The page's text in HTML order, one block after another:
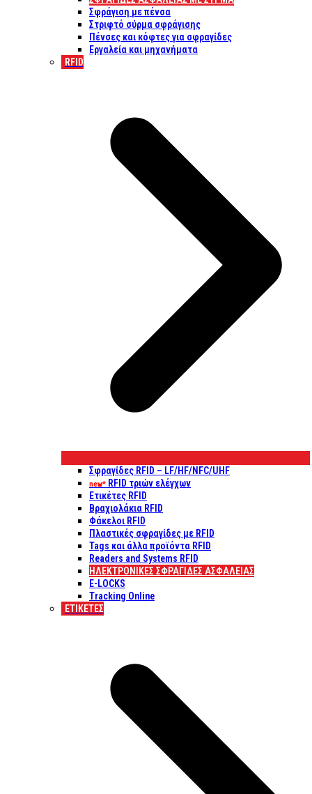
Σφράγιση με πένσα
Στριφτό σύρμα σφράγισης
Πένσες και κόφτες για σφραγίδες
Εργαλεία και μηχανήματα
RFID
Σφραγίδες RFID – LF/HF/NFC/UHF
new* RFID τριών ελέγχων
Ετικέτες RFID
Βραχιολάκια RFID
Φάκελοι RFID
Πλαστικές σφραγίδες με RFID
Tags και άλλα προϊόντα RFID
Readers and Systems RFID
ΗΛΕΚΤΡΟΝΙΚΕΣ ΣΦΡΑΓΙΔΕΣ ΑΣΦΑΛΕΙΑΣ
E-LOCKS
Tracking Online
ΕΤΙΚΈΤΕΣ